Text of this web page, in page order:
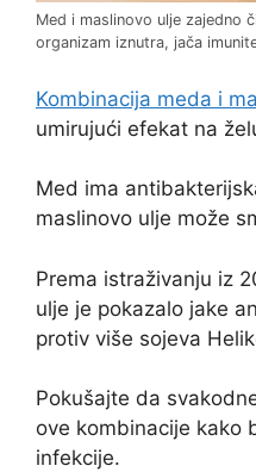
Med i maslinovo ulje zajedno
organizam iznutra, jača
Kombinacija meda i
umirujući efekat na
Med ima
maslinovo ulje može
Prema istraživanju iz
ulje je pokazalo jake
protiv više sojeva
Pokušajte da
ove kombinacije kako
infekcije.